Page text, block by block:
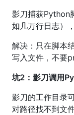
影刀捕获Python
如几万行日志）
解决：只在脚本
写入文件，不要
坑2：影刀调用
影刀的工作目录
对路径找不到文件